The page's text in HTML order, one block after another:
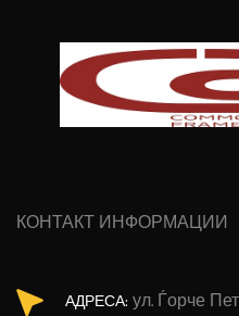
КОНТАКТ ИНФОРМАЦИИ
АДРЕСА: ул. Ѓорче